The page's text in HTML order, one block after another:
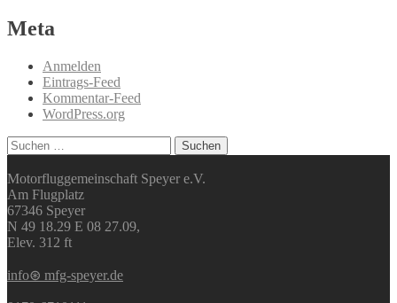
Meta
Anmelden
Eintrags-Feed
Kommentar-Feed
WordPress.org
Suchen
nach:
Motorfluggemeinschaft Speyer e.V.
Am Flugplatz
67346 Speyer
N 49 18.29 E 08 27.09,
Elev. 312 ft
info⊛ mfg-speyer.de